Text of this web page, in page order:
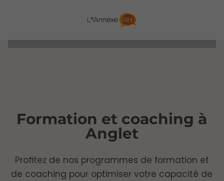
Formation et coaching à
Anglet
Profitez de nos programmes de formation et
de coaching pour optimiser votre capacité de